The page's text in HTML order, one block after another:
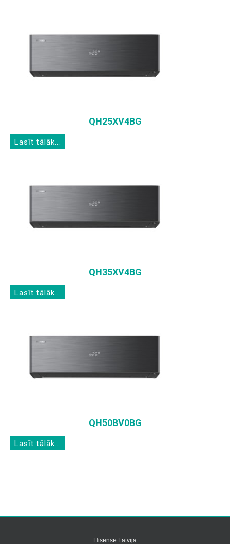
QH25XV4BG
Lasīt tālāk...
QH35XV4BG
Lasīt tālāk...
QH50BV0BG
Lasīt tālāk...
Hisense Latvija